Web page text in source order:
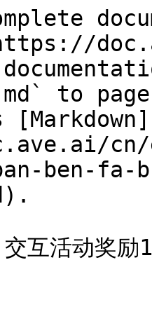
to
ben-fa-
互活动奖励